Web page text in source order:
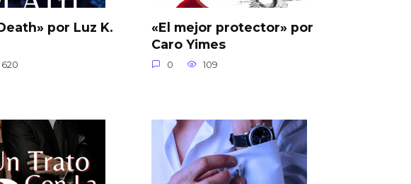
por Luz K.
620
«El mejor protector» por
Caro Yimes
0 109